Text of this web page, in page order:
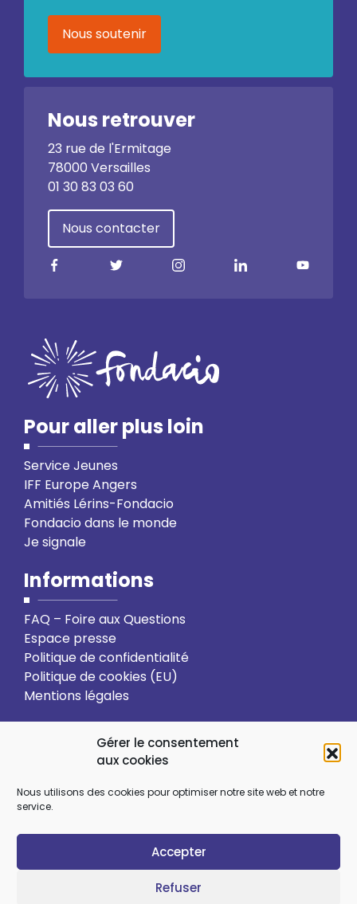
Gérer le consentement
aux cookies
Nous utilisons des cookies pour optimiser notre site web et notre
service.
Accepter
Refuser
Nous soutenir
Nous retrouver
23 rue de l'Ermitage
78000 Versailles
01 30 83 03 60
Nous contacter
Pour aller plus loin
Service Jeunes
IFF Europe Angers
Amitiés Lérins-Fondacio
Fondacio dans le monde
Je signale
Informations
FAQ – Foire aux Questions
Espace presse
Politique de confidentialité
Politique de cookies (EU)
Mentions légales
Action solidaire Formation
Ecologie intégrale